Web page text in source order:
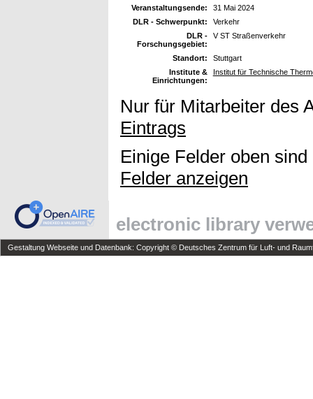
Veranstaltungsende:
31 Mai 2024
DLR - Schwerpunkt:
Verkehr
DLR -
Forschungsgebiet:
V ST Straßenverkehr
Standort:
Stuttgart
Institute &
Einrichtungen:
Institut für Technische
Nur für Mitarbeiter des
Eintrags
Einige Felder oben
Felder anzeigen
electronic library
Gestaltung Webseite und Datenbank: Copyright © Deutsches Zentrum für Luft- und